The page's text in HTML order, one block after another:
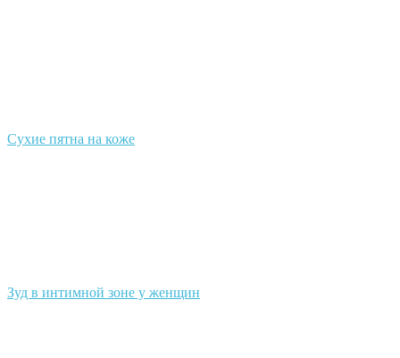
Сухие пятна на коже
Зуд в интимной зоне у женщин